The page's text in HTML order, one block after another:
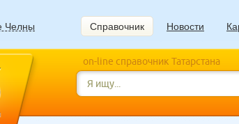
Челны Справочник Новости
on-line справочник Татарстана